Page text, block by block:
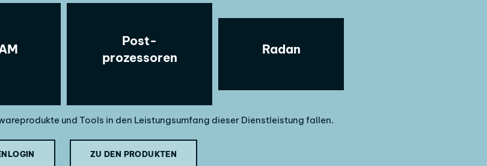
Post-
prozessoren
Radan
und Tools in den Leistungsumfang dieser Dienstleistung fallen.
ZU DEN PRODUKTEN